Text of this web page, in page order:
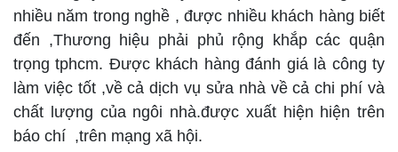
nhiều năm trong nghề , được nhiều khách hàng biết
đến ,Thương hiệu phải phủ rộng khắp các quận
trọng tphcm. Được khách hàng đánh giá là công ty
làm việc tốt ,về cả dịch vụ sửa nhà về cả chi phí và
chất lượng của ngôi nhà.được xuất hiện hiện trên
báo chí ,trên mạng xã hội.